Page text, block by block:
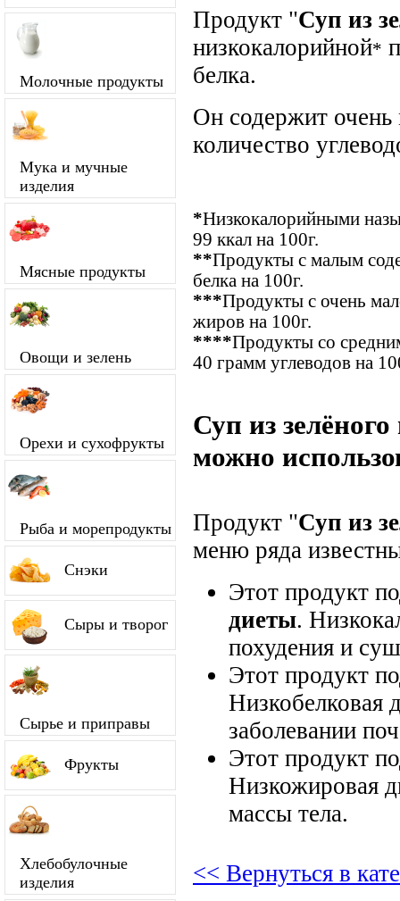
Молочные продукты
Мука и мучные
изделия
Мясные продукты
Овощи и зелень
Орехи и сухофрукты
Рыба и морепродукты
Снэки
Сыры и творог
Сырье и приправы
Фрукты
Хлебобулочные
изделия
Продукт "Суп из
низкокалорийной*
белка.
Он содержит очень
количество
*Низкокалорийными
99 ккал на 100г.
**Продукты с малым
белка на 100г.
***Продукты с очень
жиров на 100г.
****Продукты со
40 грамм углеводов на
Суп из
можно
Продукт "Суп из
меню ряда
Этот продукт
диеты.
похудения и
Этот продукт
Низкобелковая
заболевании
Этот продукт
Низкожировая
массы тела.
<< Вернуться в